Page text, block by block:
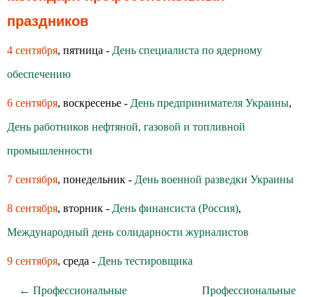
праздников
4 сентября, пятница - День специалиста по ядерному
обеспечению
6 сентября, воскресенье - День предпринимателя Украины,
День работников нефтяной, газовой и топливной
промышленности
7 сентября, понедельник - День военной разведки Украины
8 сентября, вторник - День финансиста (Россия),
Международный день солидарности журналистов
9 сентября, среда - День тестировщика
← Профессиональные
Профессиональные